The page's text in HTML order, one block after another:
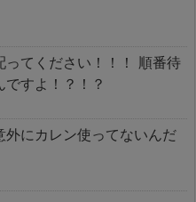
ってください！！！ 順番待
すよ！？！？
外にカレン使ってないんだ